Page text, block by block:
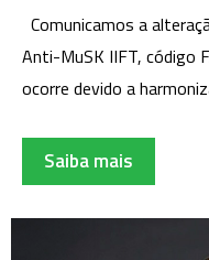
Comunicamos a
Anti-MuSK IIFT, código
ocorre devido a
Saiba mais